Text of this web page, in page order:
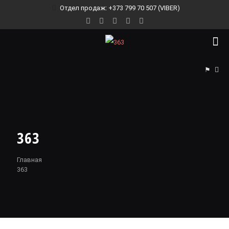
Отдел продаж: +373 799 70 507 (VIBER)
⚑
363
Главная
363